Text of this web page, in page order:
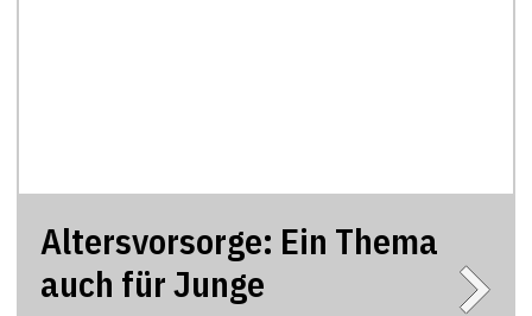
Altersvorsorge: Ein Thema
auch für Junge